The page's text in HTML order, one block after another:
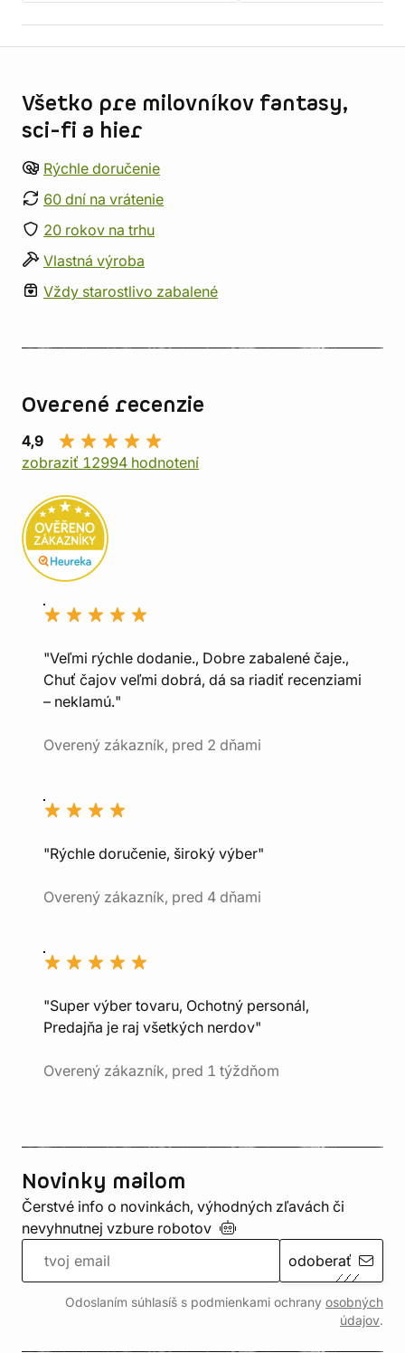
Všetko pre milovníkov fantasy,
sci-fi a hier
Rýchle doručenie
60 dní na vrátenie
20 rokov na trhu
Vlastná výroba
Vždy starostlivo zabalené
Overené recenzie
4,9
zobraziť 12994 hodnotení
"Veľmi rýchle dodanie., Dobre zabalené čaje.,
Chuť čajov veľmi dobrá, dá sa riadiť recenziami
– neklamú."
Overený zákazník, pred 2 dňami
"Rýchle doručenie, široký výber"
Overený zákazník, pred 4 dňami
"Super výber tovaru, Ochotný personál,
Predajňa je raj všetkých nerdov"
Overený zákazník, pred 1 týždňom
Novinky mailom
Čerstvé info o novinkách, výhodných zľavách či
nevyhnutnej vzbure robotov
odoberať
Odoslaním súhlasíš s podmienkami ochrany osobných
údajov.